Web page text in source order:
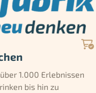
1.000 Erlebnissen
bis hin zu